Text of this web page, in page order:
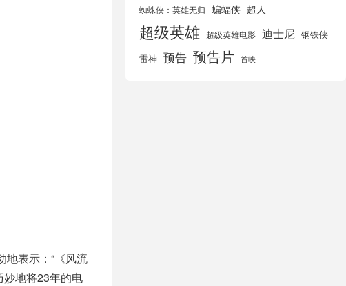
地表示：“《风流
地将23年的电
蜘蛛侠：英雄无归 蝙蝠侠 超人
超级英雄 超级英雄电影 迪士尼 钢铁侠
雷神 预告 预告片 首映